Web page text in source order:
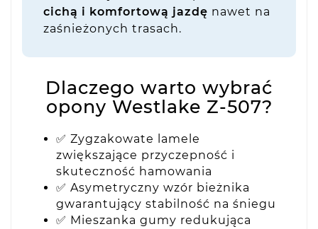
cichą i komfortową jazdę nawet na
zaśnieżonych trasach.
Dlaczego warto wybrać
opony Westlake Z-507?
✅ Zygzakowate lamele
zwiększające przyczepność i
skuteczność hamowania
✅ Asymetryczny wzór bieżnika
gwarantujący stabilność na śniegu
✅ Mieszanka gumy redukująca